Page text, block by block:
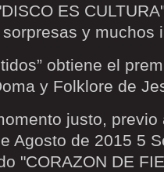
ES
y muchos
obtiene el
y Folklore de
justo,
Agosto de 2015 5
"CORAZON DE